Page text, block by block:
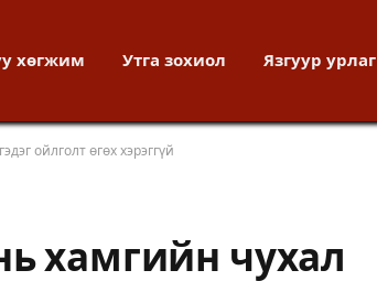
хөгжим Утга зохиол Язгуур урлаг
ойлголт өгөх хэрэггүй
хамгийн чухал